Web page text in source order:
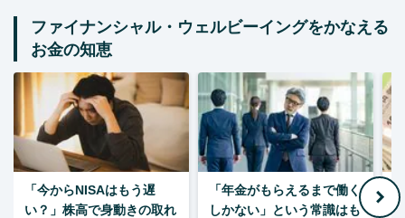
ファイナンシャル・ウェルビーイングをかなえる
お金の知恵
「今からNISAはもう遅
い？」株高で身動きの取れ
「年金がもらえるまで働く
しかない」という常識はも